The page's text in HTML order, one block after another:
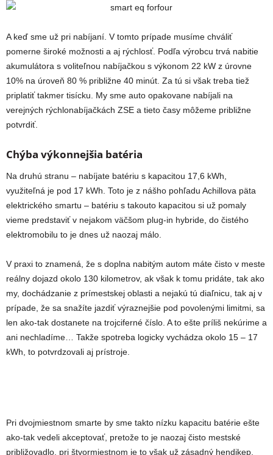
A keď sme už pri nabíjaní. V tomto prípade musíme chváliť
pomerne široké možnosti a aj rýchlosť. Podľa výrobcu trvá nabitie
akumulátora s voliteľnou nabíjačkou s výkonom 22 kW z úrovne
10% na úroveň 80 % približne 40 minút. Za tú si však treba tiež
priplatiť takmer tisícku. My sme auto opakovane nabíjali na
verejných rýchlonabíjačkách ZSE a tieto časy môžeme približne
potvrdiť.
Chýba výkonnejšia batéria
Na druhú stranu – nabíjate batériu s kapacitou 17,6 kWh,
využiteľná je pod 17 kWh. Toto je z nášho pohľadu Achillova päta
elektrického smartu – batériu s takouto kapacitou si už pomaly
vieme predstaviť v nejakom väčšom plug-in hybride, do čistého
elektromobilu to je dnes už naozaj málo.
V praxi to znamená, že s doplna nabitým autom máte čisto v meste
reálny dojazd okolo 130 kilometrov, ak však k tomu pridáte, tak ako
my, dochádzanie z prímestskej oblasti a nejakú tú diaľnicu, tak aj v
prípade, že sa snažíte jazdiť výraznejšie pod povolenými limitmi, sa
len ako-tak dostanete na trojciferné číslo. A to ešte príliš nekúrime a
ani nechladíme… Takže spotreba logicky vychádza okolo 15 – 17
kWh, to potvrdzovali aj prístroje.
Pri dvojmiestnom smarte by sme takto nízku kapacitu batérie ešte
ako-tak vedeli akceptovať, pretože to je naozaj čisto mestské
približovadlo, pri štvormiestnom je to však už zásadný hendikep,